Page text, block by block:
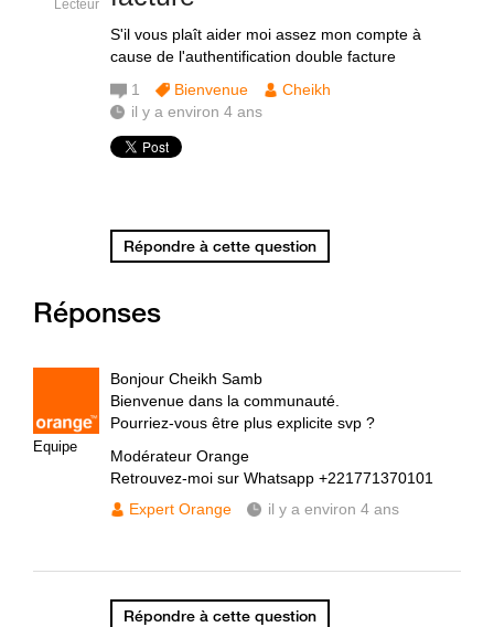
S'il vous plaît aider moi assez mon compte à
cause de l'authentification double facture
Lecteur
1 Bienvenue
Cheikh
il y a environ 4 ans
Répondre à cette question
Réponses
Equipe
Bonjour Cheikh Samb
Bienvenue dans la communauté.
Pourriez-vous être plus explicite svp ?
Modérateur Orange
Retrouvez-moi sur Whatsapp +221771370101
Expert Orange
il y a environ 4 ans
Répondre à cette question